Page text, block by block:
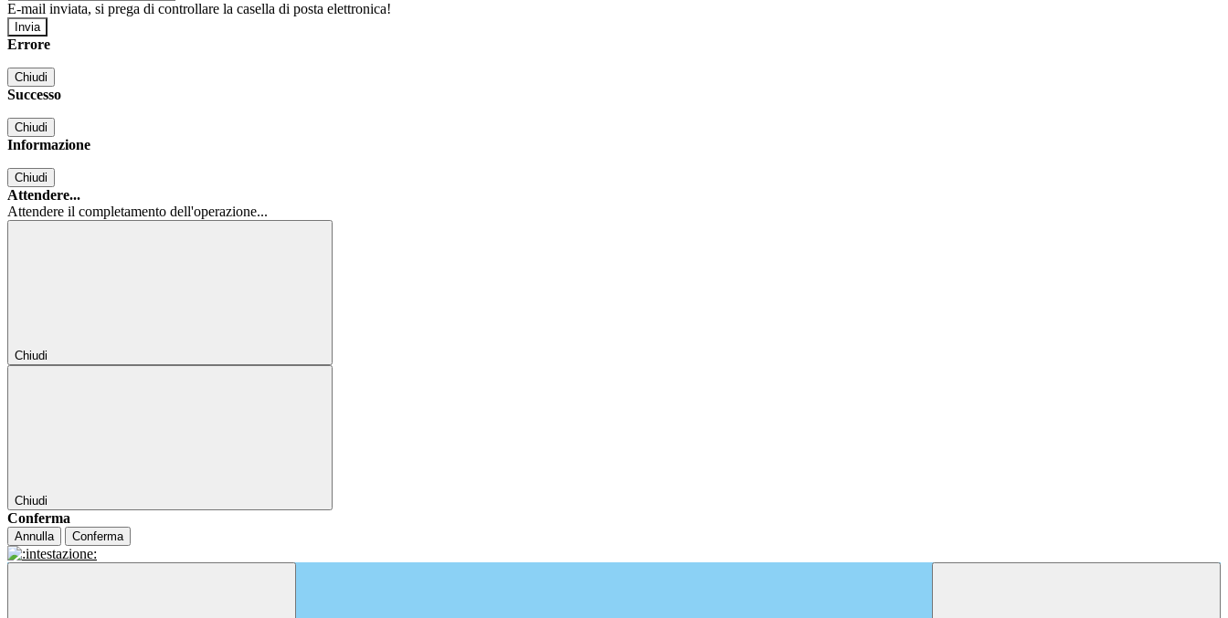
E-mail inviata, si prega di controllare la casella di posta elettronica!
Errore
Chiudi
Successo
Chiudi
Informazione
Chiudi
Attendere...
Attendere il completamento dell'operazione...
Chiudi
Chiudi
Conferma
Annulla Conferma